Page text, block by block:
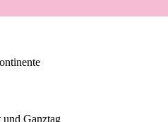
und Ganztag